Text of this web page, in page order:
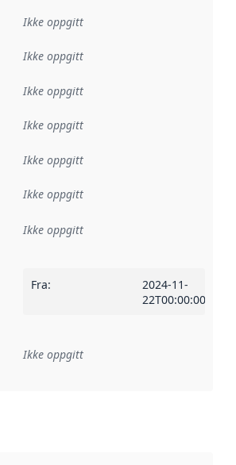
Ikke oppgitt
Ikke oppgitt
Ikke oppgitt
Ikke oppgitt
Ikke oppgitt
Ikke oppgitt
:
Ikke oppgitt
Fra:
2024-11-
22T00:00:00Z
Referanse til en implementasjonsregel
Ikke oppgitt